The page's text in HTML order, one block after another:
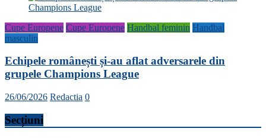
Cupe Europene Cupe Europene Handbal feminin Handbal
masculin
Echipele românești și-au aflat adversarele din
grupele Champions League
26/06/2026 Redactia 0
Secțiuni